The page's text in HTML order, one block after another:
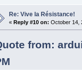
Re: Vive la Résistance!
« Reply #10 on: October 14,
from: